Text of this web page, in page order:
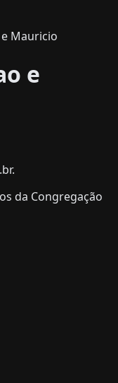
Mauricio
e
da Congregação